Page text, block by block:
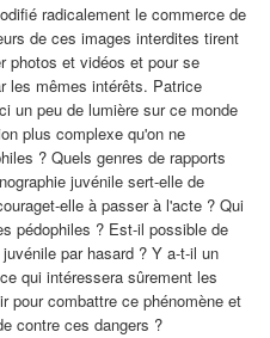
radicalement le commerce de
de ces images interdites tirent
photos et vidéos et pour se
les mêmes intérêts. Patrice
un peu de lumière sur ce monde
plus complexe qu'on ne
? Quels genres de rapports
juvénile sert-elle de
elle à passer à l'acte ? Qui
pédophiles ? Est-il possible de
par hasard ? Y a-t-il un
qui intéressera sûrement les
pour combattre ce phénomène et
contre ces dangers ?